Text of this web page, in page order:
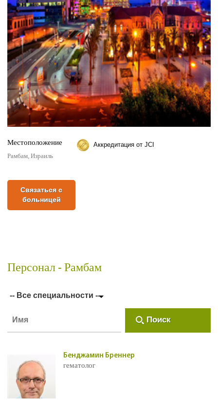
Местоположение
Рамбам, Израиль
Аккредитация от JCI
Связаться с
больницей
Персонал - Рамбам
-- Все специальности --
Поиск
Бенджамин Бреннер
гематолог